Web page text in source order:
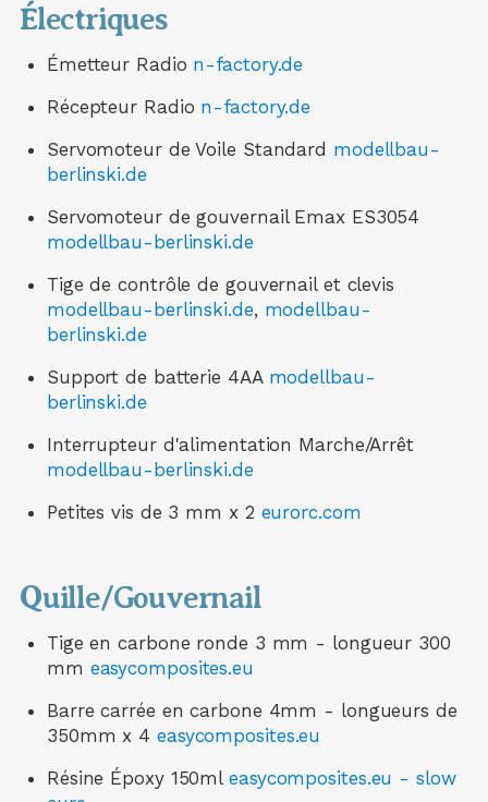
Électriques
Émetteur Radio n-factory.de
Récepteur Radio n-factory.de
Servomoteur de Voile Standard modellbau-
berlinski.de
Servomoteur de gouvernail Emax ES3054
modellbau-berlinski.de
Tige de contrôle de gouvernail et clevis
modellbau-berlinski.de, modellbau-
berlinski.de
Support de batterie 4AA modellbau-
berlinski.de
Interrupteur d'alimentation Marche/Arrêt
modellbau-berlinski.de
Petites vis de 3 mm x 2 eurorc.com
Quille/Gouvernail
Tige en carbone ronde 3 mm - longueur 300
mm easycomposites.eu
Barre carrée en carbone 4mm - longueurs de
350mm x 4 easycomposites.eu
Résine Époxy 150ml easycomposites.eu - slow